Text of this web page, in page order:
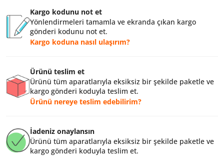
Kargo kodunu not et
Yönlendirmeleri tamamla ve ekranda çıkan kargo
gönderi kodunu not et.
Kargo koduna nasıl ulaşırım?
Ürünü teslim et
Ürünü tüm aparatlarıyla eksiksiz bir şekilde paketle ve
kargo gönderi koduyla teslim et.
Ürünü nereye teslim edebilirim?
İadeniz onaylansın
Ürünü tüm aparatlarıyla eksiksiz bir şekilde paketle ve
kargo gönderi koduyla teslim et.